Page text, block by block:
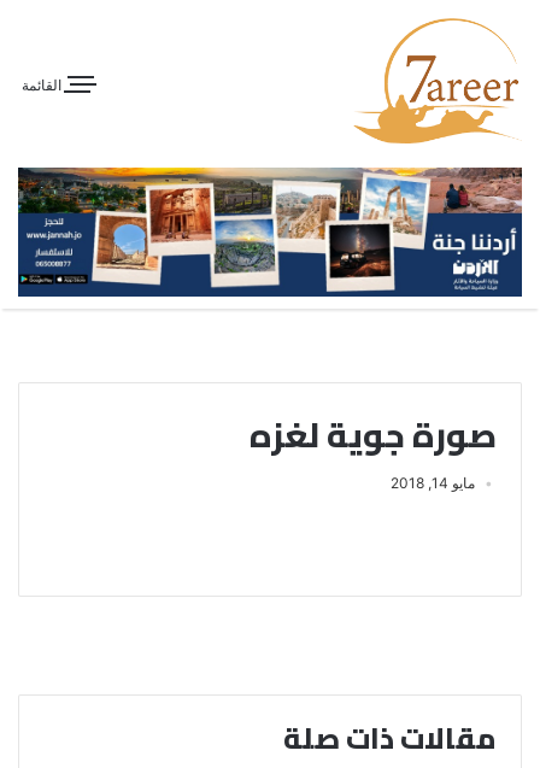
القائمة
صورة جوية لغزه
مايو 14, 2018
مقالات ذات صلة